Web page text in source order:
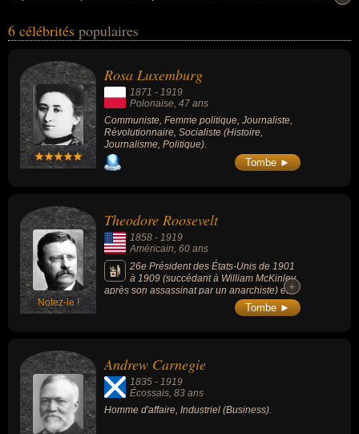
de l'art ou de la peinture. Ces célébrités peuvent également avoir
socialiste, homme d'état, président, homme d'affaire, industriel,
artiste, peintre, premier ministre, général ou militaire. En ce qui
concerne leurs nationalités au moment de leurs morts, ils peuvent
avoir été polonais, américain, écossais, francais, canadien ou
mexicain par exemple.
6 célébrités populaires
Rosa Luxemburg
1871 - 1919
Polonaise, 47 ans
Communiste, Femme politique, Journaliste,
Révolutionnaire, Socialiste (Histoire,
Journalisme, Politique).
Tombe ►
Notez-le !
Theodore Roosevelt
1858 - 1919
Américain , 60 ans
26e Président des États-Unis de 1901
à 1909 (succédant à William McKinley
après son assassinat par un anarchiste) et
plus jeune président des États-Unis au
moment de sa nomination. L'effigie de
Lincoln. Sa présidence est notamment
marquée internationalement par sa
médiation dans la guerre russo-japonaise
(qui lui vaudra le prix Nobel de la paix en
1906), son soutien à la première conférence
+
+
Tombe ►
Andrew Carnegie
1835 - 1919
Écossais, 83 ans
Homme d'affaire, Industriel (Business).